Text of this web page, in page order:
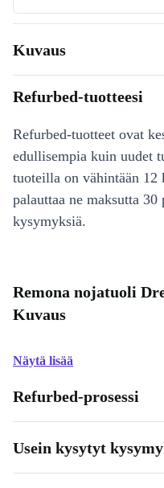
Kuvaus
Refurbed-tuotteesi
Refurbed-tuotteet ovat
edullisempia kuin uudet
tuoteilla on vähintään
palauttaa ne maksutta
kysymyksiä.
Remona nojatuoli
Kuvaus
Näytä lisää
Refurbed-prosessi
Usein kysytyt